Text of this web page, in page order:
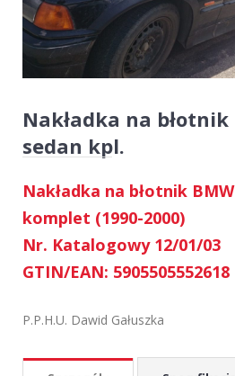
Nakładka na błotnik
sedan kpl.
Nakładka na błotnik
komplet (1990-2000)
Nr. Katalogowy 12/01/03
GTIN/EAN: 5905505552618
P.P.H.U. Dawid Gałuszka